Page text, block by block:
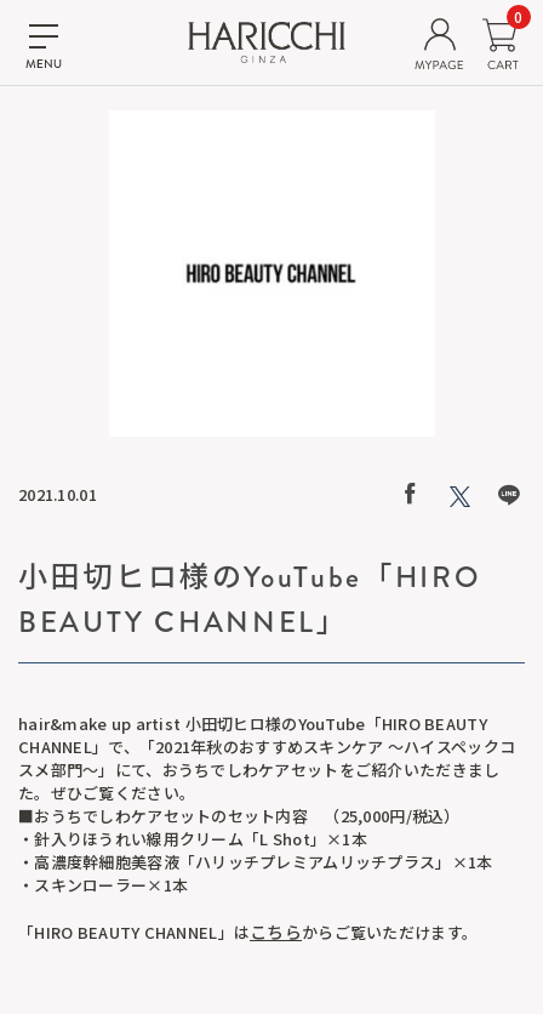
0
2021.10.01
小田切ヒロ様のYouTube「HIRO
BEAUTY CHANNEL」
hair&make up artist 小田切ヒロ様のYouTube「HIRO BEAUTY
CHANNEL」で、「2021年秋のおすすめスキンケア ～ハイスペックコ
スメ部門～」にて、おうちでしわケアセットをご紹介いただきまし
た。ぜひご覧ください。
■おうちでしわケアセットのセット内容 （25,000円/税込）
・針入りほうれい線用クリーム「L Shot」×1本
・高濃度幹細胞美容液「ハリッチプレミアムリッチプラス」×1本
・スキンローラー×1本
「HIRO BEAUTY CHANNEL」はこちらからご覧いただけます。